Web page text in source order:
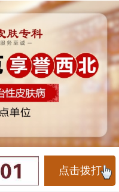
点击拨打